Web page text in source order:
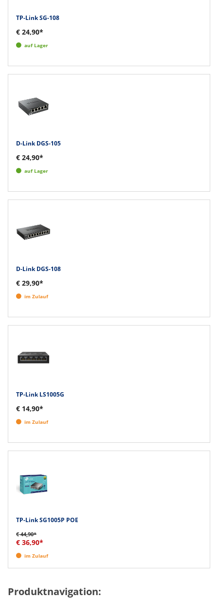
TP-Link SG-108
€ 24,90*
auf Lager
D-Link DGS-105
€ 24,90*
auf Lager
D-Link DGS-108
€ 29,90*
im Zulauf
TP-Link LS1005G
€ 14,90*
im Zulauf
TP-Link SG1005P POE
€ 44,90*
€ 36,90*
im Zulauf
Produktnavigation: